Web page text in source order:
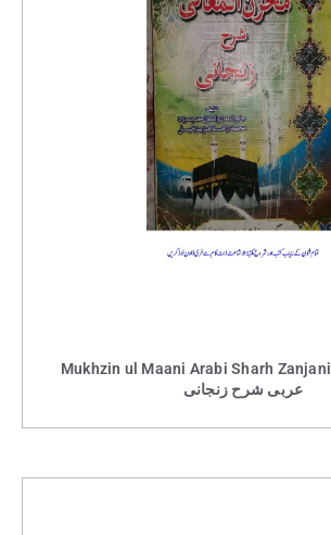
Mukhzin ul Maani Arabi Sharh Zanjani مخزن المعانی
عربی شرح زنجانی